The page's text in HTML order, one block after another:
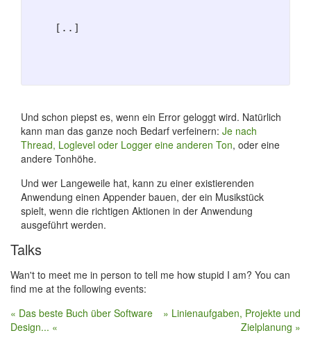
    [..]
Und schon piepst es, wenn ein Error geloggt wird. Natürlich
kann man das ganze noch Bedarf verfeinern: Je nach
Thread, Loglevel oder Logger eine anderen Ton, oder eine
andere Tonhöhe.
Und wer Langeweile hat, kann zu einer existierenden
Anwendung einen Appender bauen, der ein Musikstück
spielt, wenn die richtigen Aktionen in der Anwendung
ausgeführt werden.
Talks
Wan't to meet me in person to tell me how stupid I am? You can
find me at the following events:
« Das beste Buch über Software
Design... «
» Linienaufgaben, Projekte und
Zielplanung »